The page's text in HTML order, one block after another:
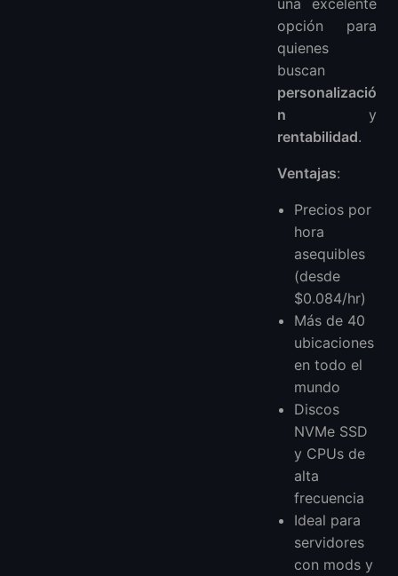
opción para
quienes
buscan
personalizació
n y
rentabilidad.
Ventajas:
Precios por
hora
asequibles
(desde
$0.084/hr)
Más de 40
ubicaciones
en todo el
mundo
Discos
NVMe SSD
y CPUs de
alta
frecuencia
Ideal para
servidores
con mods y